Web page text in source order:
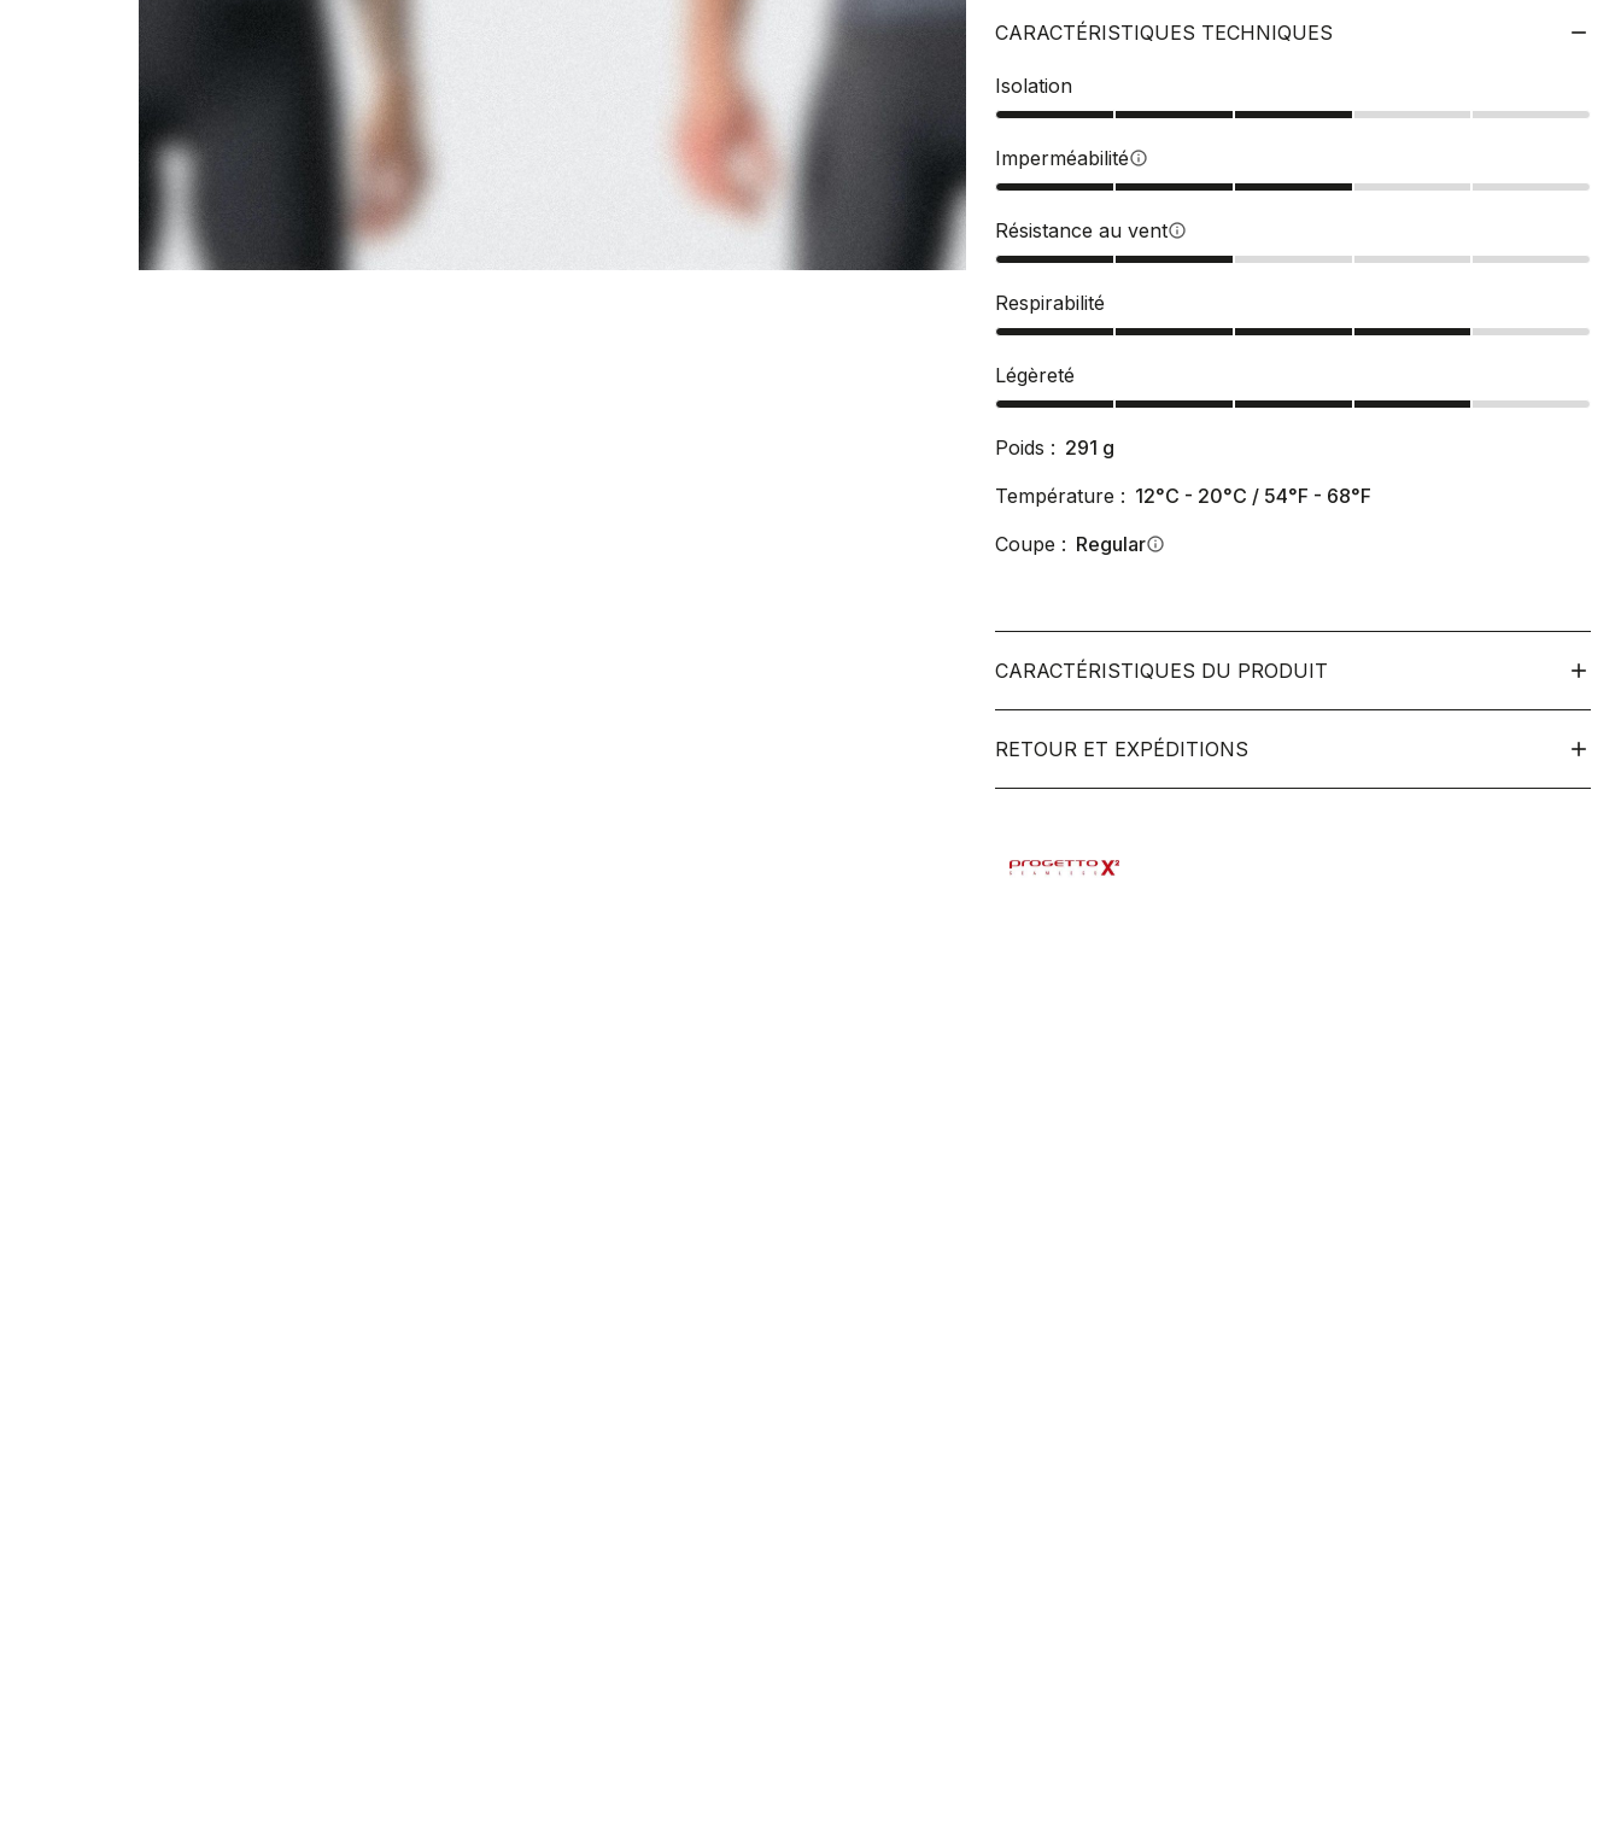
CARACTÉRISTIQUES TECHNIQUES
Isolation
Imperméabilitéinfo
Résistance au ventinfo
Respirabilité
Légèreté
Poids : 291 g
Température : 12°C - 20°C / 54°F - 68°F
Coupe : Regularinfo
CARACTÉRISTIQUES DU PRODUIT
RETOUR ET EXPÉDITIONS